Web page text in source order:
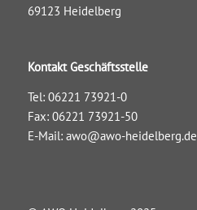
69123 Heidelberg
Kontakt Geschäftsstelle
Tel: 06221 73921-0
Fax: 06221 73921-50
E-Mail: awo@awo-heidelberg.de